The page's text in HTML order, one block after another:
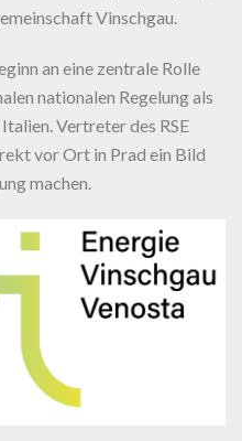
Vinschgau.
an eine zentrale Rolle
nationalen Regelung als
Vertreter des RSE
vor Ort in Prad ein Bild
machen.